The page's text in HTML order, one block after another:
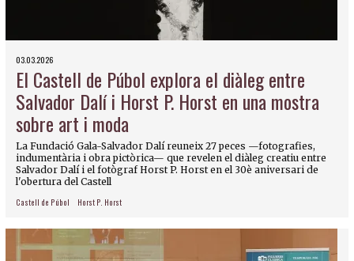
03.03.2026
El Castell de Púbol explora el diàleg entre
Salvador Dalí i Horst P. Horst en una mostra
sobre art i moda
La Fundació Gala-Salvador Dalí reuneix 27 peces —fotografies,
indumentària i obra pictòrica— que revelen el diàleg creatiu entre
Salvador Dalí i el fotògraf Horst P. Horst en el 30è aniversari de
l'obertura del Castell
Castell de Púbol Horst P. Horst